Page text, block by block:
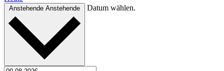
Anstehende Anstehende Datum wählen.